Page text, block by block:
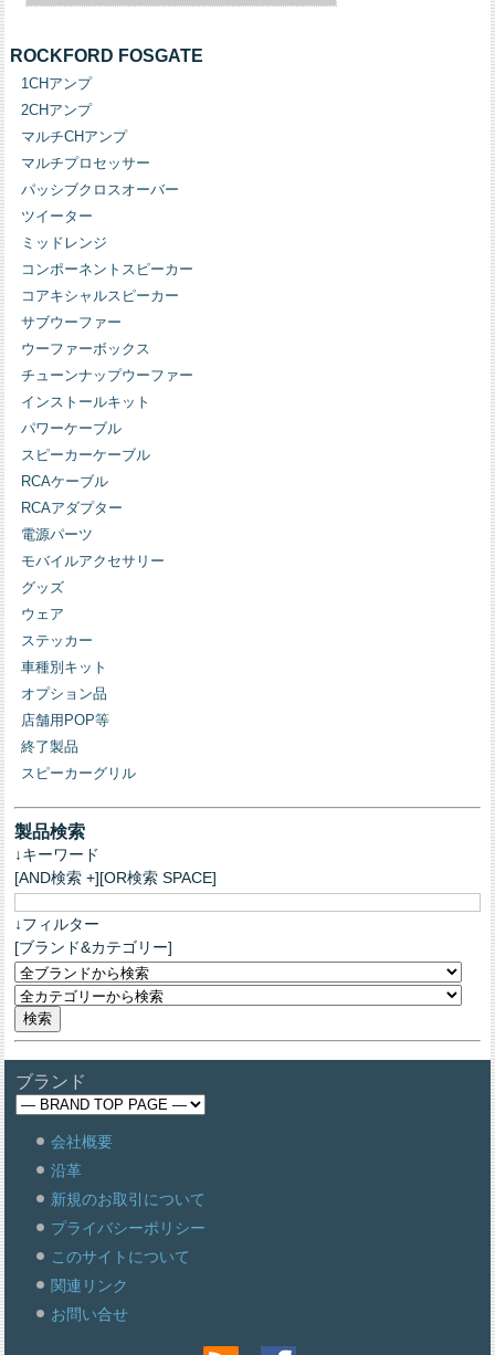
ROCKFORD FOSGATE
1CHアンプ
2CHアンプ
マルチCHアンプ
マルチプロセッサー
パッシブクロスオーバー
ツイーター
ミッドレンジ
コンポーネントスピーカー
コアキシャルスピーカー
サブウーファー
ウーファーボックス
チューンナップウーファー
インストールキット
パワーケーブル
スピーカーケーブル
RCAケーブル
RCAアダプター
電源パーツ
モバイルアクセサリー
グッズ
ウェア
ステッカー
車種別キット
オプション品
店舗用POP等
終了製品
スピーカーグリル
製品検索
↓キーワード
[AND検索 +][OR検索 SPACE]
↓フィルター
[ブランド&カテゴリー]
ブランド
会社概要
沿革
新規のお取引について
プライバシーポリシー
このサイトについて
関連リンク
お問い合せ